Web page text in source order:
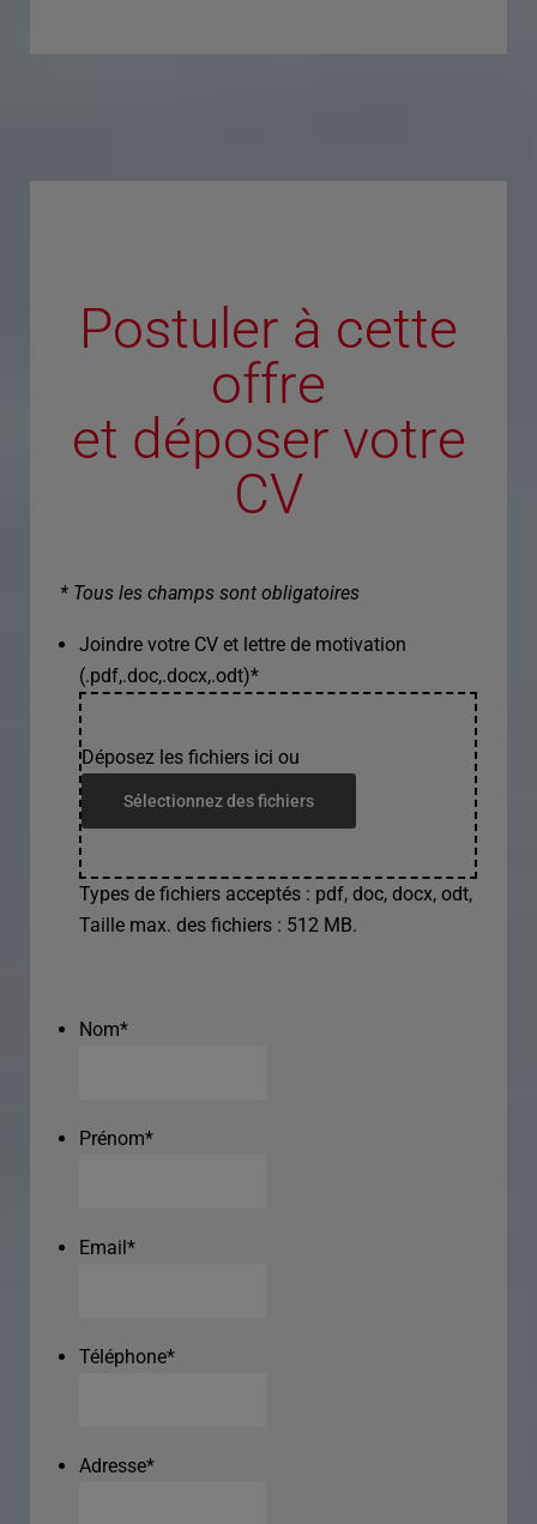
Postuler à cette
offre
et déposer votre
CV
* Tous les champs sont obligatoires
Joindre votre CV et lettre de motivation
(.pdf,.doc,.docx,.odt)*
Déposez les fichiers ici ou
Sélectionnez des fichiers
Types de fichiers acceptés : pdf, doc, docx, odt,
Taille max. des fichiers : 512 MB.
Nom*
Prénom*
Email*
Téléphone*
Adresse*